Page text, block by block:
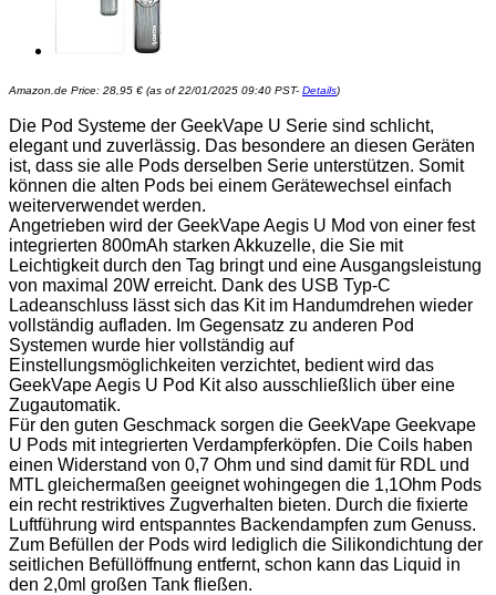
Amazon.de Price: 28,95 € (as of 22/01/2025 09:40 PST- Details)
Die Pod Systeme der GeekVape U Serie sind schlicht,
elegant und zuverlässig. Das besondere an diesen Geräten
ist, dass sie alle Pods derselben Serie unterstützen. Somit
können die alten Pods bei einem Gerätewechsel einfach
weiterverwendet werden.
Angetrieben wird der GeekVape Aegis U Mod von einer fest
integrierten 800mAh starken Akkuzelle, die Sie mit
Leichtigkeit durch den Tag bringt und eine Ausgangsleistung
von maximal 20W erreicht. Dank des USB Typ-C
Ladeanschluss lässt sich das Kit im Handumdrehen wieder
vollständig aufladen. Im Gegensatz zu anderen Pod
Systemen wurde hier vollständig auf
Einstellungsmöglichkeiten verzichtet, bedient wird das
GeekVape Aegis U Pod Kit also ausschließlich über eine
Zugautomatik.
Für den guten Geschmack sorgen die GeekVape Geekvape
U Pods mit integrierten Verdampferköpfen. Die Coils haben
einen Widerstand von 0,7 Ohm und sind damit für RDL und
MTL gleichermaßen geeignet wohingegen die 1,1Ohm Pods
ein recht restriktives Zugverhalten bieten. Durch die fixierte
Luftführung wird entspanntes Backendampfen zum Genuss.
Zum Befüllen der Pods wird lediglich die Silikondichtung der
seitlichen Befüllöffnung entfernt, schon kann das Liquid in
den 2,0ml großen Tank fließen.